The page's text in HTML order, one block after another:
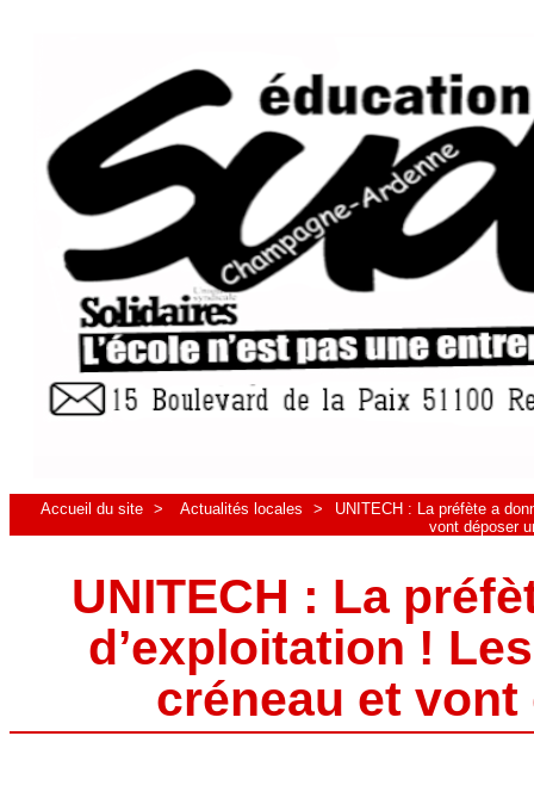
Accueil du site > Actualités locales >
UNITECH : La préfète a
vont déposer
UNITECH : La
d’exploitation !
créneau et